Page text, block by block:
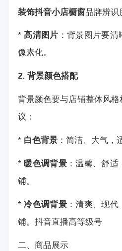
装饰抖音小店橱窗品牌辨识
* 高清图片 ：背景图片要
像素化。
2. 背景颜色搭配
背景颜色要与店铺整体风
议：
* 白色背景：简洁、大气，
* 暖色调背景：温馨、舒适
铺。
*冷色调背景：清爽、现代
铺。 抖音直播高等级号
二、商品展示